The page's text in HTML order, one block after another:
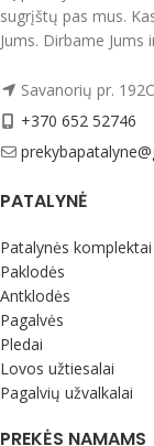
dailioje dėžutėje.
Pagaminta Ukrainoje.
Skalbti išverstus į
laipsnių
spalvų skalbiniais.
tausojantį medvilninių
skalbiklis TENETEX
sugrįštų pas mus.
Jums. Dirbame Jums
Savanorių pr.
+370 652 52746
PATALYNĖ
Patalynės komplektai
Paklodės
Antklodės
Pagalvės
Pledai
Lovos užtiesalai
Pagalvių užvalkalai
PREKĖS NAMAMS